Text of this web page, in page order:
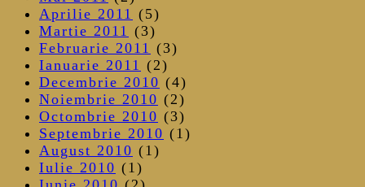
Aprilie 2011 (5)
Martie 2011 (3)
Februarie 2011 (3)
Ianuarie 2011 (2)
Decembrie 2010 (4)
Noiembrie 2010 (2)
Octombrie 2010 (3)
Septembrie 2010 (1)
August 2010 (1)
Iulie 2010 (1)